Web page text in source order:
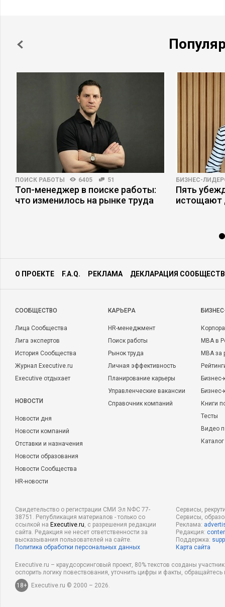
ПОИСК РАБОТЫ 6405 51
Топ-менеджер в поиске работы:
что изменилось на рынке труда
БИЗНЕС-
Пять
истощают
О ПРОЕКТЕ F.A.Q. РЕКЛАМА ДЕКЛАРАЦИЯ
CООБЩЕСТВО
Лица Сообщества
Лига экспертов
История Сообщества
Журнал Executive.ru
Executive отдыхает
НОВОСТИ
Новости дня
Новости компаний
Отставки и назначения
Новости образования
Новости Сообщества
HR-новости
КАРЬЕРА
HR-менеджмент
Поиск работы
Рынок труда
Личная эффективность
Планирование карьеры
Управленческие вакансии
Справочник компаний
MBA в
MBA
Бизнес-
Книги
Тесты
Видео
Свидетельство о регистрации СМИ Эл NФС 77-
38751. Републикация материалов - только со
ссылкой на Executive.ru, с разрешения редакции
сайта. Редакция не несет ответственности за
высказывания пользователей на сайте.
Политика обработки персональных данных
Сервисы,
Сервисы,
Реклама:
Редакция:
Поддержка:
Карта сайта
Executive.ru – краудсорсинговый проект, 80% текстов созданы
оспорить логику повествования, уточнить цифры и факты,
18+
Executive.ru © 2000 – 2026.